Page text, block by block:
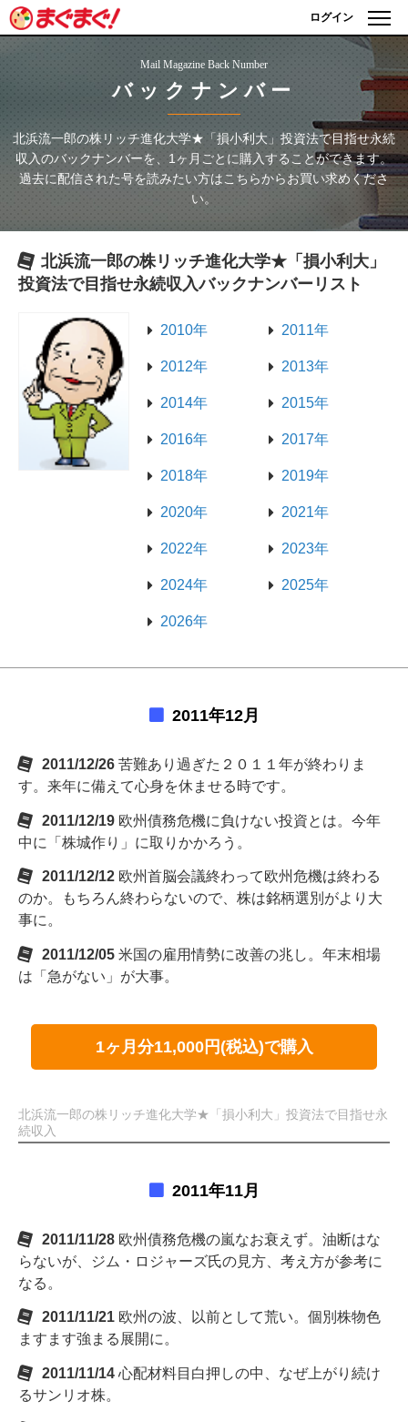
ログイン
Mail Magazine Back Number
バックナンバー
北浜流一郎の株リッチ進化大学★「損小利大」投資法で目指せ永続
収入のバックナンバーを、1ヶ月ごとに購入することができます。
過去に配信された号を読みたい方はこちらからお買い求めくださ
い。
北浜流一郎の株リッチ進化大学★「損小利大」
投資法で目指せ永続収入バックナンバーリスト
2010年 2011年
2012年 2013年
2014年 2015年
2016年 2017年
2018年 2019年
2020年 2021年
2022年 2023年
2024年 2025年
2026年
2011年12月
2011/12/26 苦難あり過ぎた２０１１年が終わりま
す。来年に備えて心身を休ませる時です。
2011/12/19 欧州債務危機に負けない投資とは。今年
中に「株城作り」に取りかかろう。
2011/12/12 欧州首脳会議終わって欧州危機は終わる
のか。もちろん終わらないので、株は銘柄選別がより大
事に。
2011/12/05 米国の雇用情勢に改善の兆し。年末相場
は「急がない」が大事。
1ヶ月分11,000円(税込)で購入
北浜流一郎の株リッチ進化大学★「損小利大」投資法で目指せ永
続収入
2011年11月
2011/11/28 欧州債務危機の嵐なお衰えず。油断はな
らないが、ジム・ロジャーズ氏の見方、考え方が参考に
なる。
2011/11/21 欧州の波、以前として荒い。個別株物色
ますます強まる展開に。
2011/11/14 心配材料目白押しの中、なぜ上がり続け
るサンリオ株。